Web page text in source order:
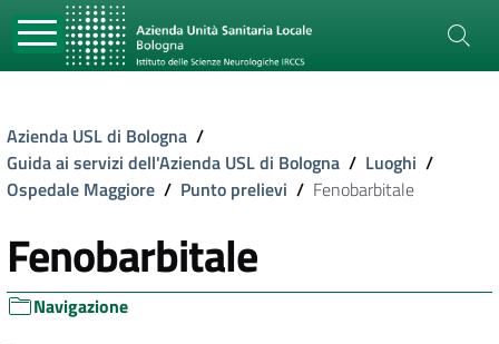
Azienda USL di Bologna /
Guida ai servizi dell'Azienda USL di Bologna / Luoghi /
Ospedale Maggiore / Punto prelievi / Fenobarbitale
Fenobarbitale
Navigazione